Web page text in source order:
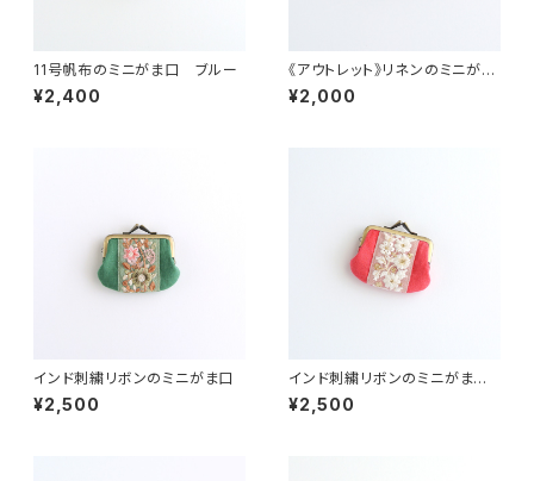
11号帆布のミニがま口 ブルー
¥2,400
《アウトレット》リネンのミニがま
口 グリーン
¥2,000
インド刺繍リボンのミニがま口
¥2,500
インド刺繍リボンのミニがま
口 レッド
¥2,500